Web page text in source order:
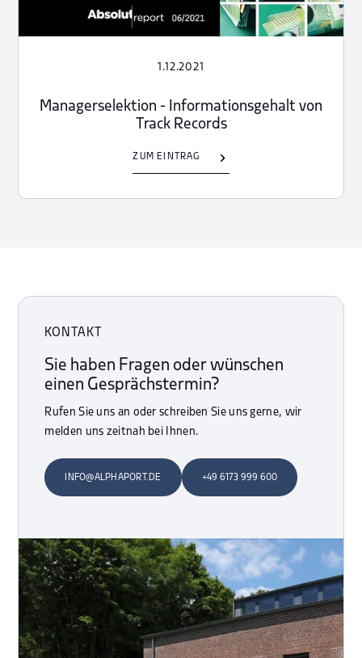
1.12.2021
Managerselektion - Informationsgehalt von
Track Records
ZUM EINTRAG
KONTAKT
Sie haben Fragen oder wünschen
einen Gesprächstermin?
Rufen Sie uns an oder schreiben Sie uns gerne, wir
melden uns zeitnah bei Ihnen.
INFO@ALPHAPORT.DE +49 6173 999 600